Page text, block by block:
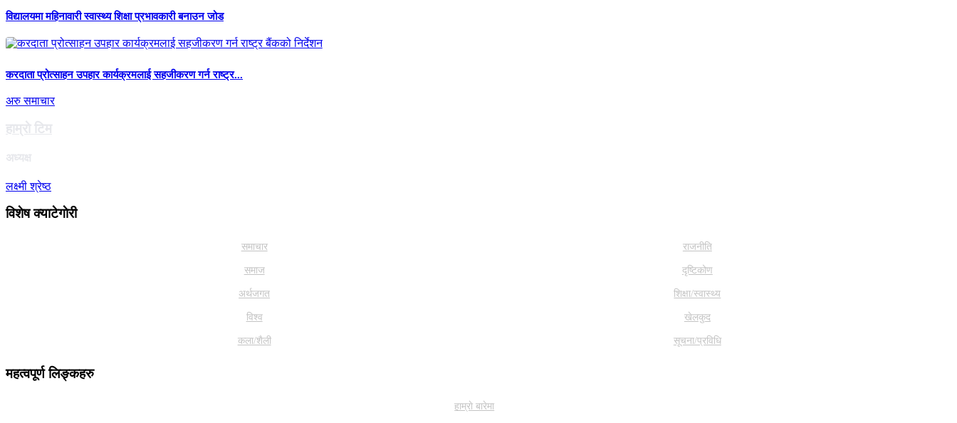
विद्यालयमा महिनावारी स्वास्थ्य शिक्षा प्रभावकारी बनाउन जोड
करदाता प्रोत्साहन उपहार कार्यक्रमलाई सहजीकरण गर्न राष्ट्र...
अरु समाचार
हाम्राे टिम
अध्यक्ष
लक्ष्मी श्रेष्ठ
विशेष क्याटेगाेरी
समाचार राजनीति
समाज दृष्टिकोण
अर्थजगत शिक्षा/स्वास्थ्य
विश्व खेलकुद
कला/शैली सूचना/प्रविधि
महत्वपूर्ण लिङ्कहरु
हाम्राे बारेमा